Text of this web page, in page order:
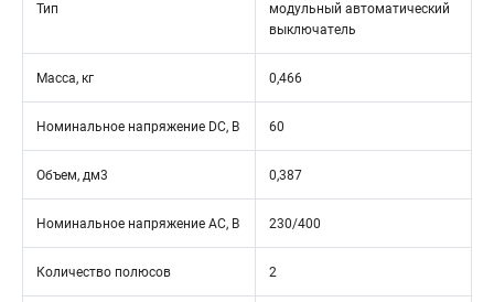
Тип
модульный автоматический
выключатель
Масса, кг 0,466
Номинальное напряжение DC, В 60
Объем, дм3 0,387
Номинальное напряжение АС, В 230/400
Количество полюсов 2